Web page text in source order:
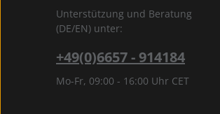
Unterstützung und Beratung
(DE/EN) unter:
+49(0)6657 - 914184
Mo-Fr, 09:00 - 16:00 Uhr CET